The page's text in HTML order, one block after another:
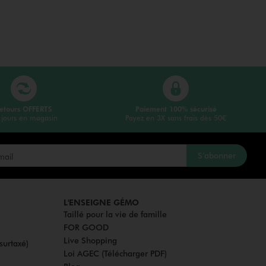
OFFERTS
en magasin
Paiement 100% sécurisé
Payez en 3X sans frais dès 50€
S’abonner
L'ENSEIGNE GÉMO
Taillé pour la vie de famille
FOR GOOD
Live Shopping
Loi AGEC (Télécharger PDF)